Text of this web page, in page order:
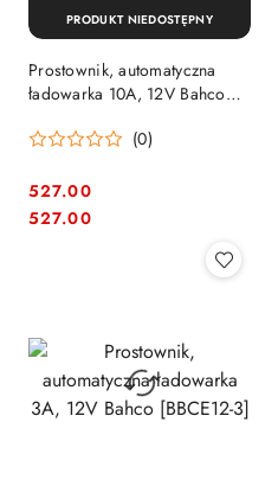
Prostownik, automatyczna
ładowarka 10A, 12V Bahco
(0)
Cena:
527.00
Cena:
527.00
PRODUKT NIEDOSTĘPNY